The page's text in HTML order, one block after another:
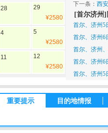
28
29
¥2580
4
5
¥2580
11
12
¥2580
下一条： 西
天
[首尔济州]
首尔、济州5
首尔、济州6
首尔、济州
首尔、济州6
首尔、济州5
重要提示 目的地情报